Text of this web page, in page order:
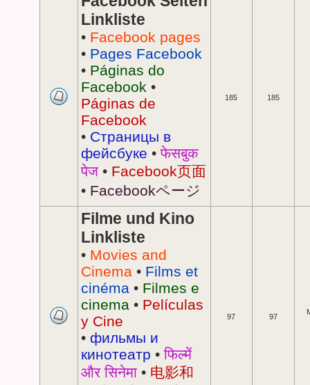
Linkliste
• Facebook pages
• Pages Facebook
• Páginas do
Facebook •
Páginas de
Facebook
• Страницы в
фейсбуке •फेसबुक
पेज • Facebook页面
• Facebookページ
185 185
Filme und Kino
Linkliste
• Movies and
Cinema • Films et
cinéma • Filmes e
cinema • Películas
y Cine
• фильмы и
кинотеатр •फिल्में
और सिनेमा • 电影和
97 97